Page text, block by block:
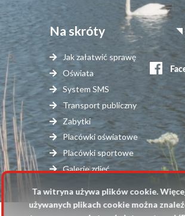
Na skróty
Jak załatwić sprawę
Oświata
System SMS
Transport publiczny
Zabytki
Placówki oświatowe
Placówki sportowe
Galerie zdjęć
Stopka
serwisy
Ta witryna używa plików cookie.
używanych plikach cookie można